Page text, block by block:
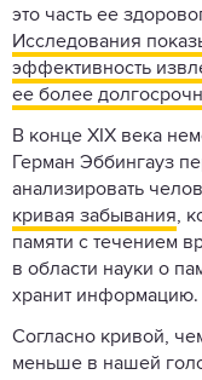
это часть ее
Исследования
эффективность
ее более
В конце XIX века
Герман Эббингауз
анализировать
кривая забывания,
памяти с течением
в области науки о
хранит информацию.
Согласно кривой,
меньше в нашей